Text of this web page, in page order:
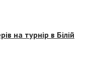
на турнір в Білій